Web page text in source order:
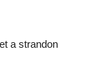
a strandon